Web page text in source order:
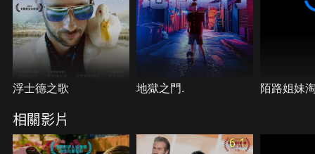
浮士德之歌 地獄之門. 陌路姐妹
相關影片
6.1